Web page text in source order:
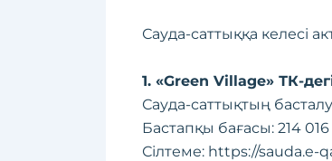
Сауда-саттыққа келесі
1. «Green Village» ТК-
Сауда-саттықтың
Бастапқы бағасы: 214
Сілтеме: https://sauda.e-